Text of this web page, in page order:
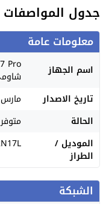
جدول المواصفات
معلومات عامة
اسم الجهاز Pro
تاريخ الاصدار
مارس 2026
الحالة
الموديل /
الطراز
الشبكة